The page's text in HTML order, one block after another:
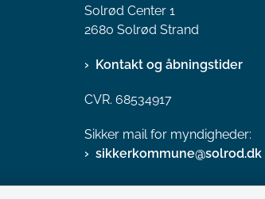
Solrød Center 1
2680 Solrød Strand
Kontakt og åbningstider
CVR. 68534917
Sikker mail for myndigheder:
sikkerkommune@solrod.dk